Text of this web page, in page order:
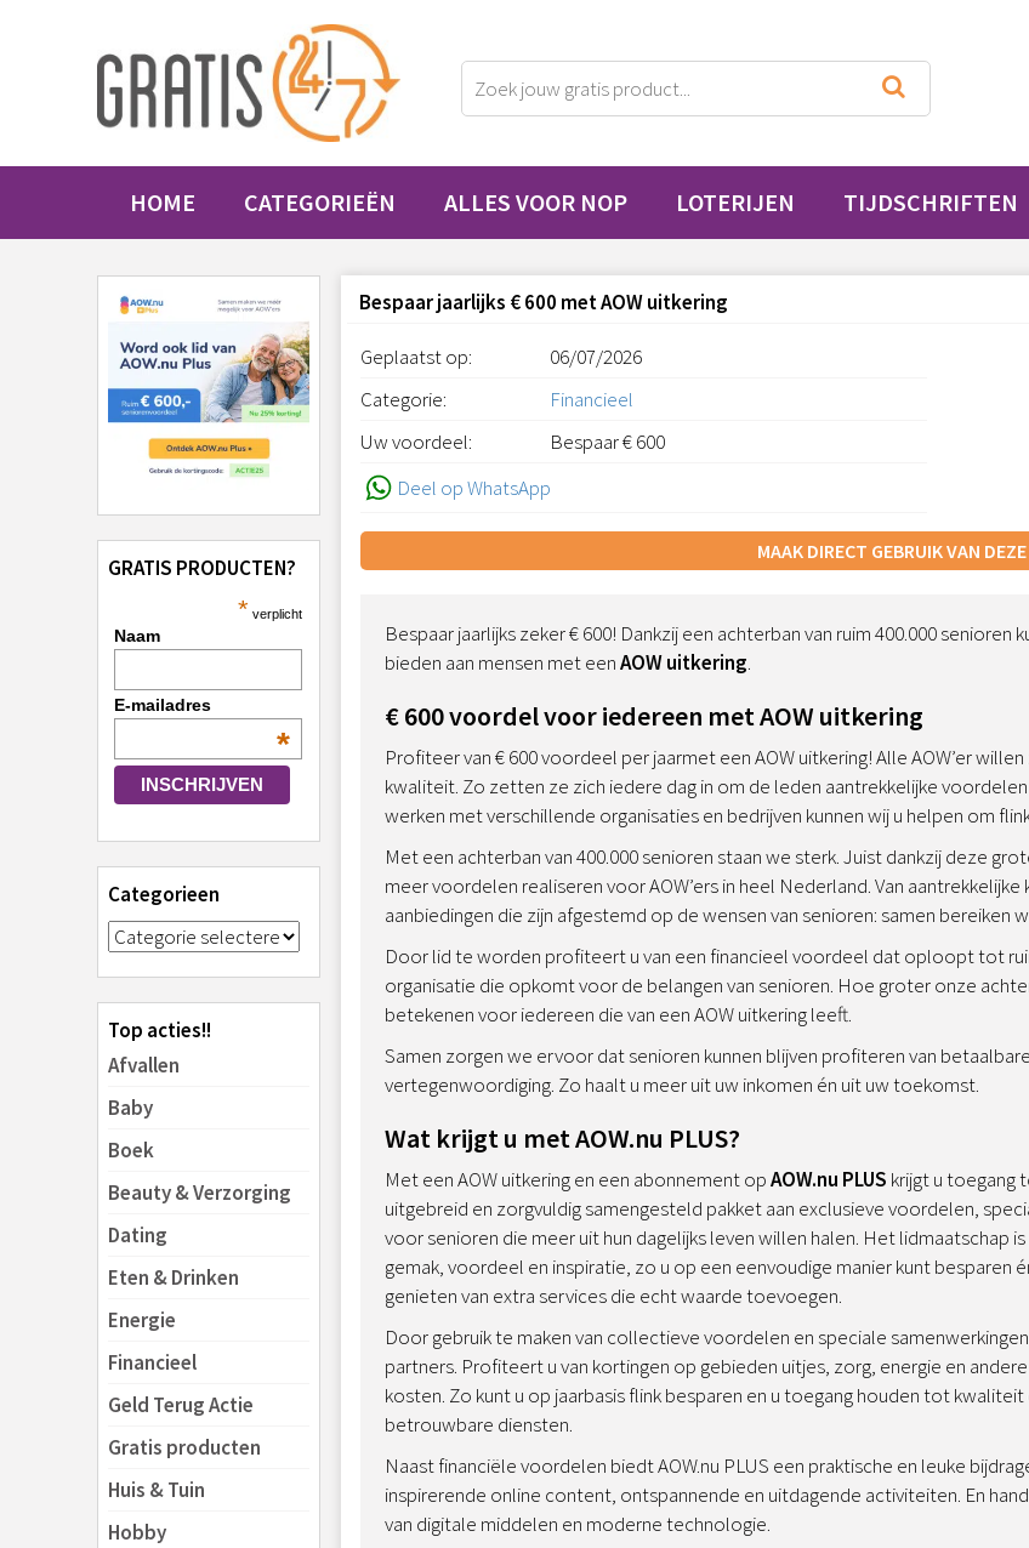
HOME CATEGORIEËN ALLES VOOR NOP LOTERIJEN TIJDSCHRIFTEN
GRATIS PRODUCTEN?
* verplicht
Naam
E-mailadres
*
Categorieen
Top acties!!
Afvallen
Baby
Boek
Beauty & Verzorging
Dating
Eten & Drinken
Energie
Financieel
Geld Terug Actie
Gratis producten
Huis & Tuin
Hobby
Bespaar jaarlijks € 600 met AOW uitkering
Geplaatst op:
06/07/2026
Categorie:
Financieel
Uw voordeel:
Bespaar € 600
Deel op WhatsApp
MAAK DIRECT GEBRUIK VAN
Bespaar jaarlijks zeker € 600! Dankzij een achterban van ruim 400.000
bieden aan mensen met eenAOW uitkering.
€ 600 voordel voor iedereen met AOW uitkering
Profiteer van € 600 voordeel per jaarmet een AOW uitkering! Alle AOW’er
kwaliteit. Zo zetten ze zich iedere dag in om de leden aantrekkelijke
werken met verschillende organisaties en bedrijven kunnen wij u helpen om
Met een achterban van 400.000 senioren staan we sterk. Juist dankzij deze
meer voordelen realiseren voor AOW’ers in heel Nederland. Van
aanbiedingen die zijn afgestemd op de wensen van senioren: samen bereiken
Door lid te worden profiteert u van een financieel voordeel dat oploopt tot
organisatie die opkomt voor de belangen van senioren. Hoe groter onze
betekenen voor iedereen die van een AOW uitkering leeft.
Samen zorgen we ervoor dat senioren kunnen blijven profiteren van
vertegenwoordiging. Zo haalt u meer uit uw inkomen én uit uw toekomst.
Wat krijgt u met AOW.nu PLUS?
Met een AOW uitkering en een abonnement opAOW.nu PLUS krijgt u toegang
uitgebreid en zorgvuldig samengesteld pakket aan exclusieve voordelen,
voor senioren die meer uit hun dagelijks leven willen halen. Het lidmaatschap
gemak, voordeel en inspiratie, zo u op een eenvoudige manier kunt besparen
genieten van extra services die echt waarde toevoegen.
Door gebruik te maken van collectieve voordelen en speciale
partners. Profiteert u van kortingen op gebieden uitjes, zorg, energie en
kosten. Zo kunt u op jaarbasis flink besparen en u toegang houden tot kwaliteit
betrouwbare diensten.
Naast financiële voordelen biedt AOW.nu PLUS een praktische en leuke
inspirerende online content, ontspannende en uitdagende activiteiten. En
van digitale middelen en moderne technologie.